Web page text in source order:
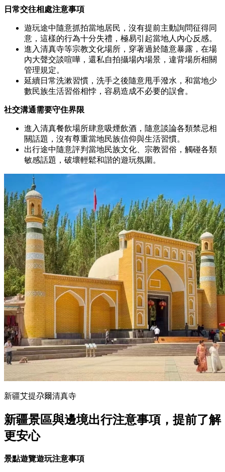
日常交往相處注意事項
遊玩途中隨意抓拍當地居民，沒有提前主動詢問征得同
意，這樣的行為十分失禮，極易引起當地人內心反感。
進入清真寺等宗教文化場所，穿著過於隨意暴露，在場
內大聲交談喧嘩，還私自拍攝場內場景，違背場所相關
管理規定。
延續日常洗漱習慣，洗手之後隨意甩手潑水，和當地少
數民族生活習俗相悖，容易造成不必要的誤會。
社交溝通需要守住界限
進入清真餐飲場所肆意吸煙飲酒，隨意談論各類禁忌相
關話題，沒有尊重當地民族信仰與生活習慣。
出行途中隨意評判當地民族文化、宗教習俗，觸碰各類
敏感話題，破壞輕鬆和諧的遊玩氛圍。
新疆艾提尕爾清真寺
新疆景區與邊境出行注意事項，提前了解
更安心
景點遊覽遊玩注意事項